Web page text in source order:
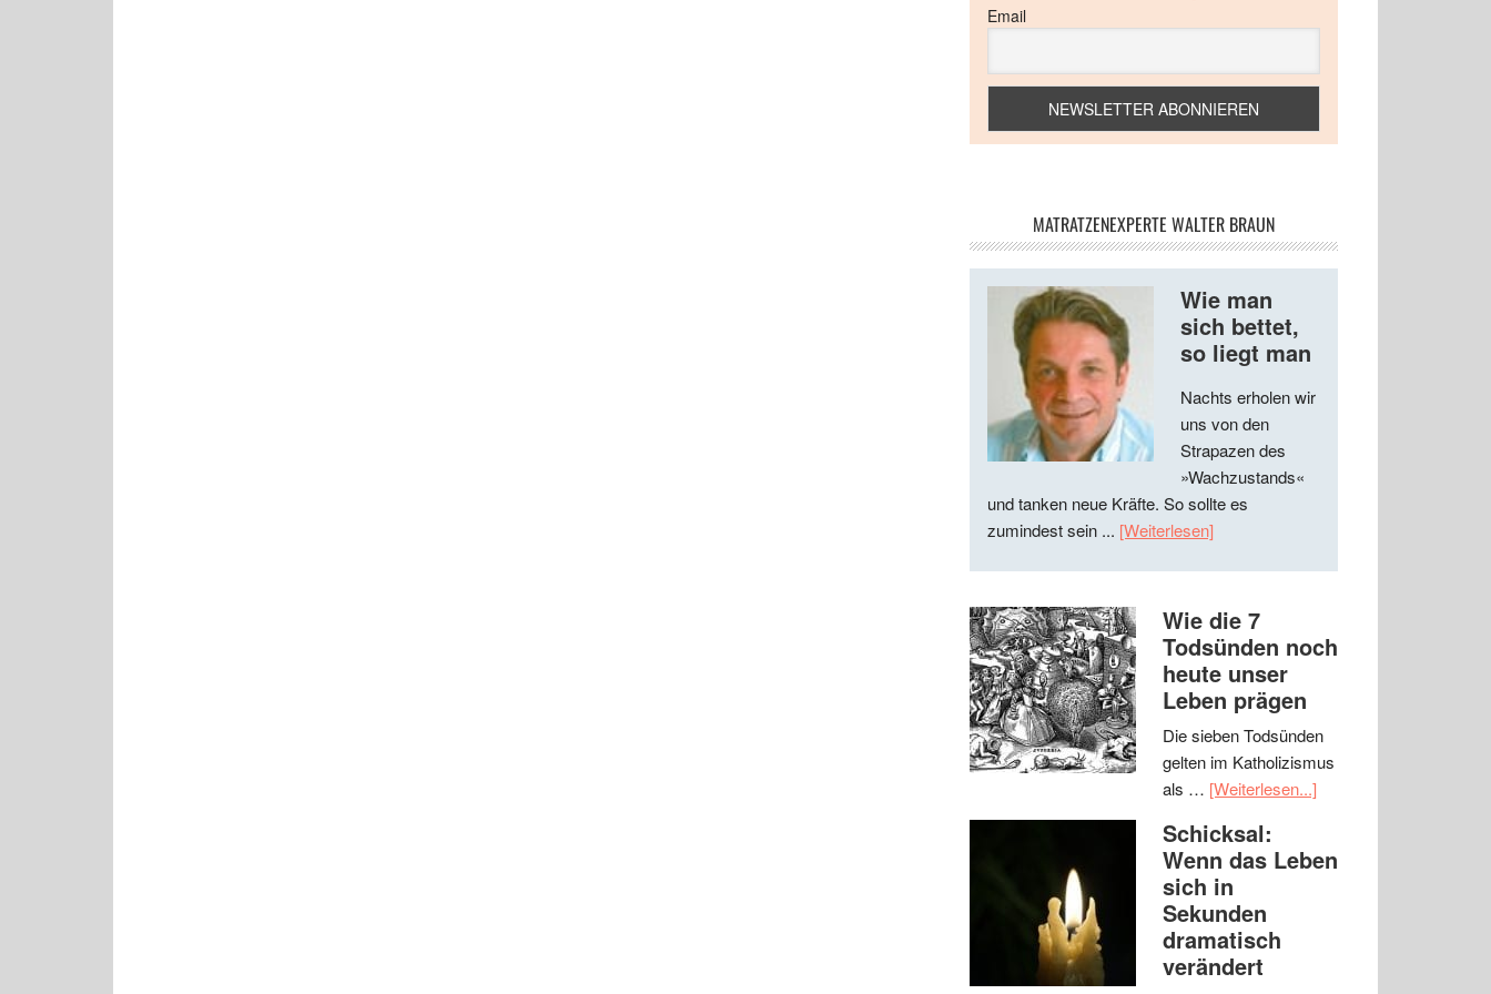
Email
MATRATZENEXPERTE WALTER BRAUN
Wie man
sich bettet,
so liegt man
Nachts erholen wir
uns von den
Strapazen des
»Wachzustands«
und tanken neue Kräfte. So sollte es
zumindest sein ... [Weiterlesen]
Wie die 7
Todsünden noch
heute unser
Leben prägen
Die sieben Todsünden
gelten im Katholizismus
als … [Weiterlesen...]
Schicksal:
Wenn das Leben
sich in
Sekunden
dramatisch
verändert